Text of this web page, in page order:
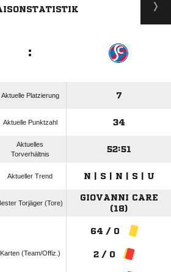
:
Aktuelle Platzierung 7
Aktuelle Punktzahl 34
Aktuelles
Torverhältnis
52:51
Aktueller Trend N | S | N | S | U
Torjäger (Tore)
GIOVANNI CARE
(18)
Karten (Team/Offiz.)
64 / 0
2 / 0